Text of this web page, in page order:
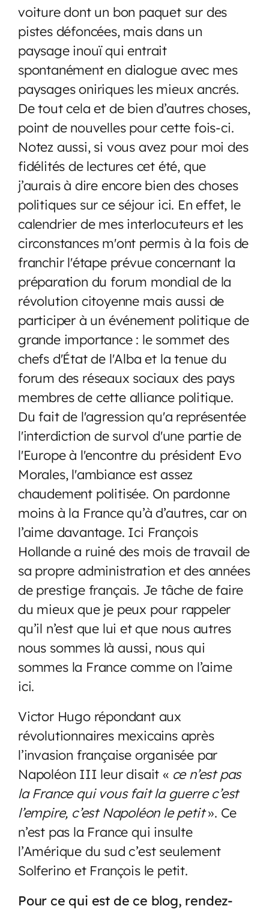
voiture dont un bon paquet sur des
pistes défoncées, mais dans un
paysage inouï qui entrait
spontanément en dialogue avec mes
paysages oniriques les mieux ancrés.
De tout cela et de bien d’autres choses,
point de nouvelles pour cette fois-ci.
Notez aussi, si vous avez pour moi des
fidélités de lectures cet été, que
j’aurais à dire encore bien des choses
politiques sur ce séjour ici. En effet, le
calendrier de mes interlocuteurs et les
circonstances m'ont permis à la fois de
franchir l'étape prévue concernant la
préparation du forum mondial de la
révolution citoyenne mais aussi de
participer à un événement politique de
grande importance : le sommet des
chefs d'État de l'Alba et la tenue du
forum des réseaux sociaux des pays
membres de cette alliance politique.
Du fait de l'agression qu'a représentée
l'interdiction de survol d'une partie de
l'Europe à l'encontre du président Evo
Morales, l'ambiance est assez
chaudement politisée. On pardonne
moins à la France qu’à d’autres, car on
l’aime davantage. Ici François
Hollande a ruiné des mois de travail de
sa propre administration et des années
de prestige français. Je tâche de faire
du mieux que je peux pour rappeler
qu’il n’est que lui et que nous autres
nous sommes là aussi, nous qui
sommes la France comme on l’aime
ici.
Victor Hugo répondant aux
révolutionnaires mexicains après
l’invasion française organisée par
Napoléon III leur disait « ce n’est pas
la France qui vous fait la guerre c’est
l’empire, c’est Napoléon le petit». Ce
n’est pas la France qui insulte
l’Amérique du sud c’est seulement
Solferino et François le petit.
Pour ce qui est de ce blog, rendez-